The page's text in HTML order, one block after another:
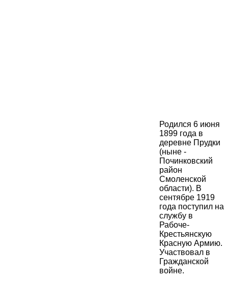
Родился 6 июня
1899 года в
деревне Прудки
(ныне -
Починковский
район
Смоленской
области). В
сентябре 1919
года поступил на
службу в
Рабоче-
Крестьянскую
Красную Армию.
Участвовал в
Гражданской
войне.